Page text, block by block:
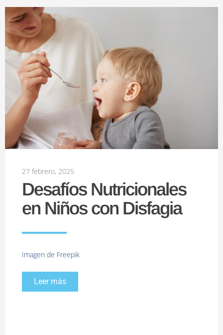
27 febrero, 2025
Desafíos Nutricionales
en Niños con Disfagia
Imagen de Freepik
Leer más